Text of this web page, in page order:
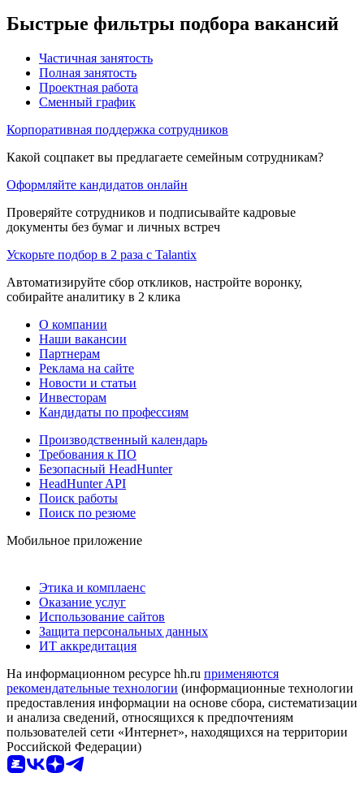
Быстрые фильтры подбора вакансий
Частичная занятость
Полная занятость
Проектная работа
Сменный график
Корпоративная поддержка сотрудников
Какой соцпакет вы предлагаете семейным сотрудникам?
Оформляйте кандидатов онлайн
Проверяйте сотрудников и подписывайте кадровые
документы без бумаг и личных встреч
Ускорьте подбор в 2 раза с Talantix
Автоматизируйте сбор откликов, настройте воронку,
собирайте аналитику в 2 клика
О компании
Наши вакансии
Партнерам
Реклама на сайте
Новости и статьи
Инвесторам
Кандидаты по профессиям
Производственный календарь
Требования к ПО
Безопасный HeadHunter
HeadHunter API
Поиск работы
Поиск по резюме
Мобильное приложение
Этика и комплаенс
Оказание услуг
Использование сайтов
Защита персональных данных
ИТ аккредитация
На информационном ресурсе hh.ru применяются
рекомендательные технологии (информационные технологии
предоставления информации на основе сбора, систематизации
и анализа сведений, относящихся к предпочтениям
пользователей сети «Интернет», находящихся на территории
Российской Федерации)